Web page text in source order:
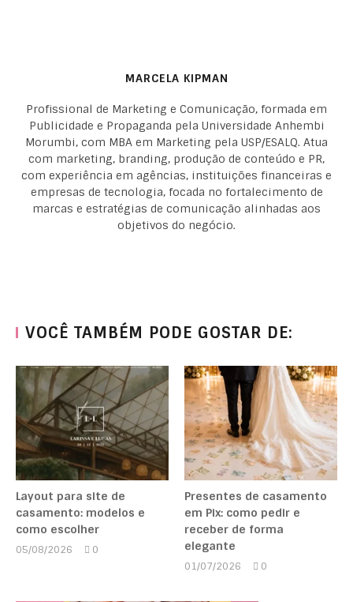
MARCELA KIPMAN
Profissional de Marketing e Comunicação, formada em
Publicidade e Propaganda pela Universidade Anhembi
Morumbi, com MBA em Marketing pela USP/ESALQ. Atua
com marketing, branding, produção de conteúdo e PR,
com experiência em agências, instituições financeiras e
empresas de tecnologia, focada no fortalecimento de
marcas e estratégias de comunicação alinhadas aos
objetivos do negócio.
VOCÊ TAMBÉM PODE GOSTAR DE:
Layout para site de
casamento: modelos e
como escolher
05/08/2026
0
Presentes de casamento
em Pix: como pedir e
receber de forma
elegante
01/07/2026
0